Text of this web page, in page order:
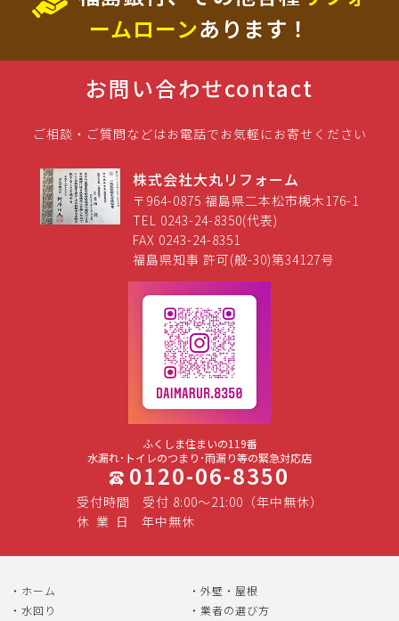
ームローンあります！
お問い合わせcontact
ご相談・ご質問などはお電話でお気軽にお寄せください
株式会社大丸リフォーム
〒964-0875 福島県二本松市槻木176-1
TEL 0243-24-8350(代表)
FAX 0243-24-8351
福島県知事 許可(般-30)第34127号
ふくしま住まいの119番
水漏れ･トイレのつまり･雨漏り等の緊急対応店
0120-06-8350
受付時間
受付 8:00～21:00（年中無休）
休 業 日 年中無休
ホーム
外壁・屋根
水回り
業者の選び方